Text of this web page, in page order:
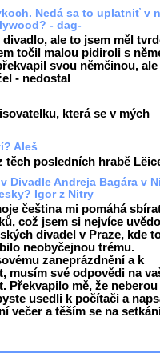
Nedá sa to uplatniť v
- dag-
ale to jsem měl
točil malou pidiroli s
svou němčinou,
- nedostal
která se v mých
Aleš
těch posledních hrabě
Divadle Andreja Bagára v
Igor z Nitry
čeština mi pomáhá
což jsem si nejvíce
divadel v Praze, kde
neobyčejnou trému.
zaneprázdnění a k
musím své odpovědi na
Překvapilo mě, že neberou
usedli k počítači a
večer a těším se na